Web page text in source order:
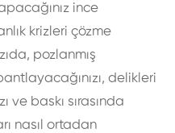
ince
krizleri çözme
pozlanmış
delikleri
ve baskı sırasında
nasıl ortadan